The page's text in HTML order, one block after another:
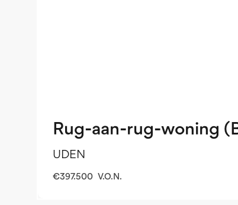
Rug-aan-rug-woning
UDEN
€397.500 V.O.N.